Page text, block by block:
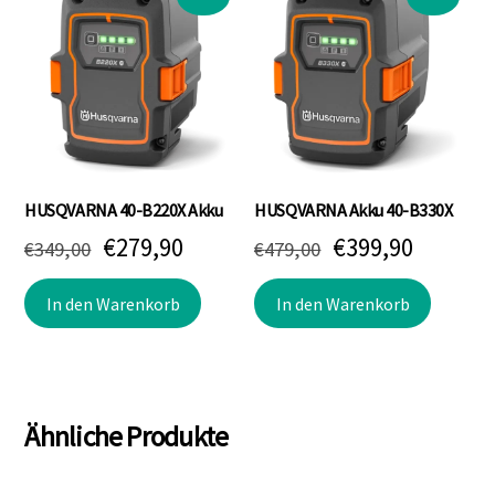
HUSQVARNA 40-B220X Akku
€349,00 Ursprünglicher
Preis
war:
€279,90Aktueller
Preis
ist:
In den Warenkorb
HUSQVARNA Akku 40-B330X
€479,00 Ursprünglicher
Preis
war:
€399,90
Preis
ist:
In den Warenkorb
Ähnliche Produkte